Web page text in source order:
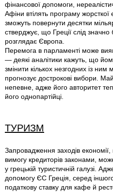
фінансової допомоги,
Афіни втілять програму
зможуть повернути десятки
стверджує, що Греції слід
розглядає Європа.
Перемога в парламенті може
— деякі аналітики кажуть, що
змінити кількох незгодних із ним
прогнозує дострокові вибори.
непевне, адже його авторитет
його однопартійці.
ТУРИЗМ
Запровадження заходів
вимогу кредиторів законами,
у грецькій туристичній галузі.
допомогу ЄС Греція, серед
податкову ставку для кафе й